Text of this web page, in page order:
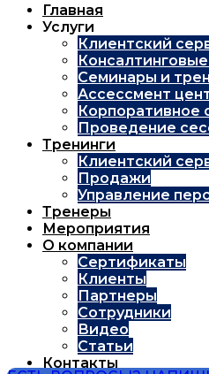
Главная
Услуги
Клиентский
Консалтинговые
Семинары и
Ассессмент
Корпоративное
Проведение
Тренинги
Клиентский
Продажи
Управление
Тренеры
Мероприятия
О компании
Сертификаты
Клиенты
Партнеры
Сотрудники
Видео
Статьи
Контакты